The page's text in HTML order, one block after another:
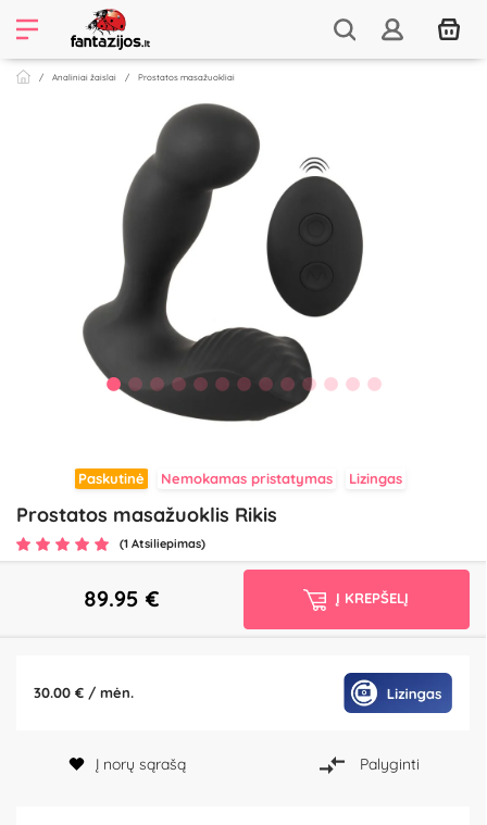
Analiniai žaislai Prostatos masažuokliai
Paskutinė Nemokamas pristatymas Lizingas
Prostatos masažuoklis Rikis
(1 Atsiliepimas)
89.95 €
30.00 € / mėn.
Į KREPŠELĮ
Į norų sąrašą Palyginti